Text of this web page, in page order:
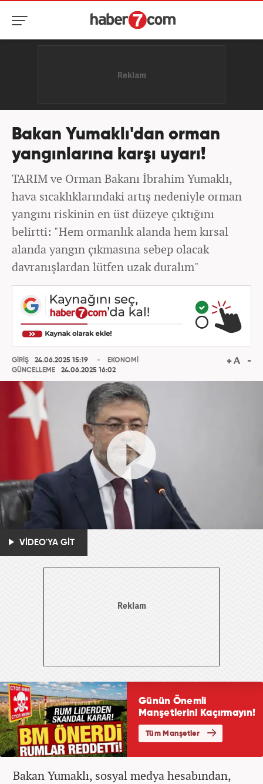
Bakan Yumaklı'dan orman
yangınlarına karşı uyarı!
TARIM ve Orman Bakanı İbrahim Yumaklı,
hava sıcaklıklarındaki artış nedeniyle orman
yangını riskinin en üst düzeye çıktığını
belirtti: "Hem ormanlık alanda hem kırsal
alanda yangın çıkmasına sebep olacak
davranışlardan lütfen uzak duralım"
GİRİŞ
24.06.2025 15:19
GÜNCELLEME
24.06.2025 16:02
EKONOMİ
VİDEO'YA GİT
Bakan Yumaklı, sosyal medya hesabından,